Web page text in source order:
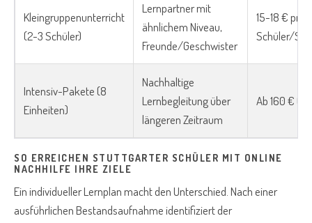
Kleingruppenunterricht
(2-3 Schüler)
Lernpartner mit
ähnlichem Niveau,
Freunde/Geschwister
15-18 € pro
Schüler/
Intensiv-Pakete (8
Einheiten)
Nachhaltige
Lernbegleitung über
längeren Zeitraum
Ab 160 €
SO ERREICHEN STUTTGARTER SCHÜLER MIT ONLINE
NACHHILFE IHRE ZIELE
Ein individueller Lernplan macht den Unterschied. Nach einer
ausführlichen Bestandsaufnahme identifiziert der